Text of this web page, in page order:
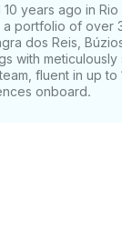
years ago in
portfolio of over
dos Reis,
with
fluent in up to
onboard.